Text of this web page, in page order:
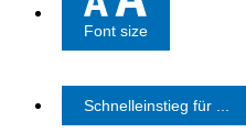
Font size
Schnelleinstieg für ...